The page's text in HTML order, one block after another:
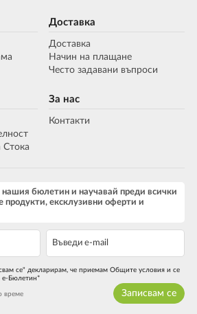
Доставка
Доставка
Начин на плащане
Често задавани въпроси
Стока
За нас
Контакти
бюлетин и научавай преди всички
продукти, ексклузивни оферти и
се" декларирам, че приемам Общите условия и се
е-Бюлетин*
време Записвам се